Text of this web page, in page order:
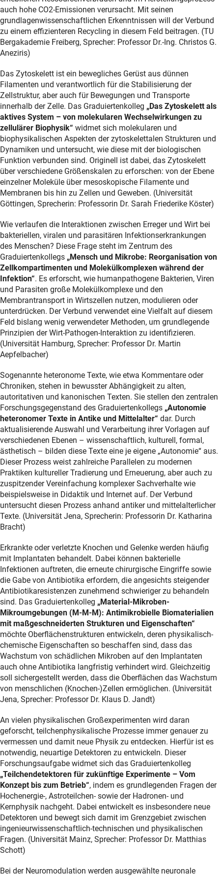
auch hohe CO2-Emissionen verursacht. Mit seinen
grundlagenwissenschaftlichen Erkenntnissen will der Verbund
zu einem effizienteren Recycling in diesem Feld beitragen. (TU
Bergakademie Freiberg, Sprecher: Professor Dr.-Ing. Christos G.
Aneziris)
Das Zytoskelett ist ein bewegliches Gerüst aus dünnen
Filamenten und verantwortlich für die Stabilisierung der
Zellstruktur, aber auch für Bewegungen und Transporte
innerhalb der Zelle. Das Graduiertenkolleg „Das Zytoskelett als
aktives System – von molekularen Wechselwirkungen zu
zellulärer Biophysik“ widmet sich molekularen und
biophysikalischen Aspekten der zytoskelettalen Strukturen und
Dynamiken und untersucht, wie diese mit der biologischen
Funktion verbunden sind. Originell ist dabei, das Zytoskelett
über verschiedene Größenskalen zu erforschen: von der Ebene
einzelner Moleküle über mesoskopische Filamente und
Membranen bis hin zu Zellen und Geweben. (Universität
Göttingen, Sprecherin: Professorin Dr. Sarah Friederike Köster)
Wie verlaufen die Interaktionen zwischen Erreger und Wirt bei
bakteriellen, viralen und parasitären Infektionserkrankungen
des Menschen? Diese Frage steht im Zentrum des
Graduiertenkollegs „Mensch und Mikrobe: Reorganisation von
Zellkompartimenten und Molekülkomplexen während der
Infektion“. Es erforscht, wie humanpathogene Bakterien, Viren
und Parasiten große Molekülkomplexe und den
Membrantransport in Wirtszellen nutzen, modulieren oder
unterdrücken. Der Verbund verwendet eine Vielfalt auf diesem
Feld bislang wenig verwendeter Methoden, um grundlegende
Prinzipien der Wirt-Pathogen-Interaktion zu identifizieren.
(Universität Hamburg, Sprecher: Professor Dr. Martin
Aepfelbacher)
Sogenannte heteronome Texte, wie etwa Kommentare oder
Chroniken, stehen in bewusster Abhängigkeit zu alten,
autoritativen und kanonischen Texten. Sie stellen den zentralen
Forschungsgegenstand des Graduiertenkollegs „Autonomie
heteronomer Texte in Antike und Mittelalter“ dar. Durch
aktualisierende Auswahl und Verarbeitung ihrer Vorlagen auf
verschiedenen Ebenen – wissenschaftlich, kulturell, formal,
ästhetisch – bilden diese Texte eine je eigene „Autonomie“ aus.
Dieser Prozess weist zahlreiche Parallelen zu modernen
Praktiken kultureller Tradierung und Erneuerung, aber auch zu
zuspitzender Vereinfachung komplexer Sachverhalte wie
beispielsweise in Didaktik und Internet auf. Der Verbund
untersucht diesen Prozess anhand antiker und mittelalterlicher
Texte. (Universität Jena, Sprecherin: Professorin Dr. Katharina
Bracht)
Erkrankte oder verletzte Knochen und Gelenke werden häufig
mit Implantaten behandelt. Dabei können bakterielle
Infektionen auftreten, die erneute chirurgische Eingriffe sowie
die Gabe von Antibiotika erfordern, die angesichts steigender
Antibiotikaresistenzen zunehmend schwieriger zu behandeln
sind. Das Graduiertenkolleg „Material-Mikroben-
Mikroumgebungen (M-M-M): Antimikrobielle Biomaterialien
mit maßgeschneiderten Strukturen und Eigenschaften“
möchte Oberflächenstrukturen entwickeln, deren physikalisch-
chemische Eigenschaften so beschaffen sind, dass das
Wachstum von schädlichen Mikroben auf den Implantaten
auch ohne Antibiotika langfristig verhindert wird. Gleichzeitig
soll sichergestellt werden, dass die Oberflächen das Wachstum
von menschlichen (Knochen-)Zellen ermöglichen. (Universität
Jena, Sprecher: Professor Dr. Klaus D. Jandt)
An vielen physikalischen Großexperimenten wird daran
geforscht, teilchenphysikalische Prozesse immer genauer zu
vermessen und damit neue Physik zu entdecken. Hierfür ist es
notwendig, neuartige Detektoren zu entwickeln. Dieser
Forschungsaufgabe widmet sich das Graduiertenkolleg
„Teilchendetektoren für zukünftige Experimente – Vom
Konzept bis zum Betrieb“, indem es grundlegenden Fragen der
Hochenergie-, Astroteilchen- sowie der Hadronen- und
Kernphysik nachgeht. Dabei entwickelt es insbesondere neue
Detektoren und bewegt sich damit im Grenzgebiet zwischen
ingenieurwissenschaftlich-technischen und physikalischen
Fragen. (Universität Mainz, Sprecher: Professor Dr. Matthias
Schott)
Bei der Neuromodulation werden ausgewählte neuronale